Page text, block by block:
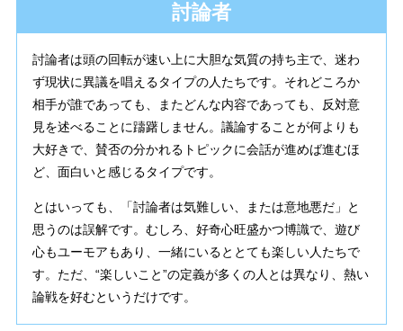
討論者
討論者は頭の回転が速い上に大胆な気質の持ち主で、迷わ
ず現状に異議を唱えるタイプの人たちです。それどころか
相手が誰であっても、またどんな内容であっても、反対意
見を述べることに躊躇しません。議論することが何よりも
大好きで、賛否の分かれるトピックに会話が進めば進むほ
ど、面白いと感じるタイプです。
とはいっても、「討論者は気難しい、または意地悪だ」と
思うのは誤解です。むしろ、好奇心旺盛かつ博識で、遊び
心もユーモアもあり、一緒にいるととても楽しい人たちで
す。ただ、“楽しいこと”の定義が多くの人とは異なり、熱い
論戦を好むというだけです。